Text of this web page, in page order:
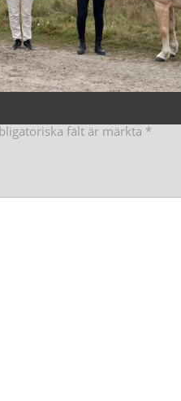
fält är märkta *